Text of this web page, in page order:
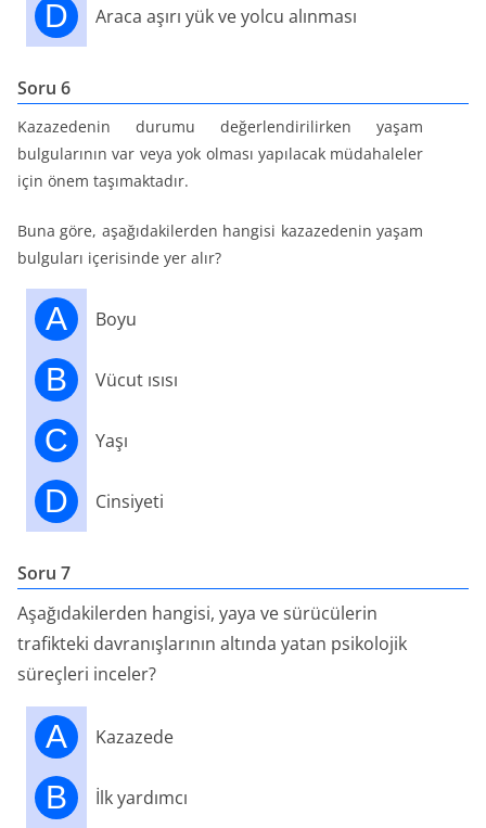
D Araca aşırı yük ve yolcu alınması
Soru 6
Kazazedenin durumu değerlendirilirken yaşam
bulgularının var veya yok olması yapılacak müdahaleler
için önem taşımaktadır.
Buna göre, aşağıdakilerden hangisi kazazedenin yaşam
bulguları içerisinde yer alır?
A Boyu
B Vücut ısısı
C Yaşı
D Cinsiyeti
Soru 7
Aşağıdakilerden hangisi, yaya ve sürücülerin
trafikteki davranışlarının altında yatan psikolojik
süreçleri inceler?
A Kazazede
B İlk yardımcı